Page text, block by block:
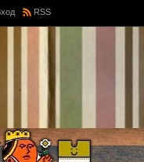
RSS